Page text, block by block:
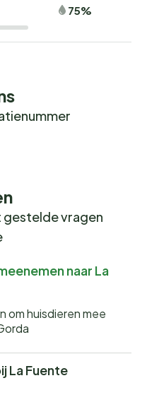
75%
vragen
naar La
om huisdieren mee
La Fuente